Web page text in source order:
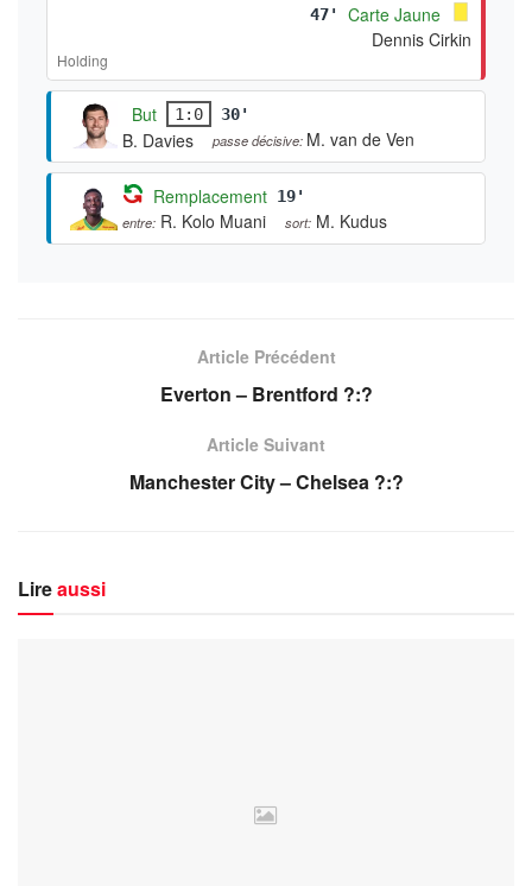
47'
Carte Jaune
Dennis Cirkin
Holding
But 1:0 30'
B. Davies passe décisive: M. van de Ven
Remplacement 19'
entre: R. Kolo Muani sort: M. Kudus
Article Précédent
Everton – Brentford ?:?
Article Suivant
Manchester City – Chelsea ?:?
Lireaussi